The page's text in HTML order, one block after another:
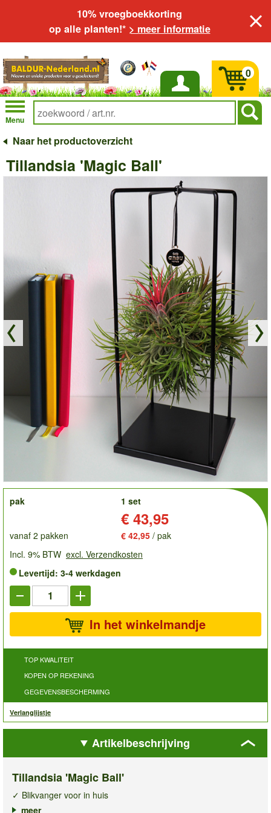
10% vroegboekkorting
op alle planten!* > meer informatie
Inloggen
Menu
0
Naar het productoverzicht
Tillandsia 'Magic Ball'
order
pak
1 set
€ 43,95
vanaf 2 pakken € 42,95 / pak
Incl. 9% BTW excl. Verzendkosten
Levertijd: 3-4 werkdagen
In het winkelmandje
TOP KWALITEIT
KOPEN OP REKENING
GEGEVENSBESCHERMING
Verlanglijstje
Artikelbeschrijving
Tillandsia 'Magic Ball'
✓ Blikvanger voor in huis
✓ Inclusief decoratief frame
meer